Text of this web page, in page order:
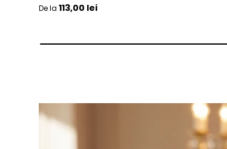
Pret initial
De la 113,00 lei